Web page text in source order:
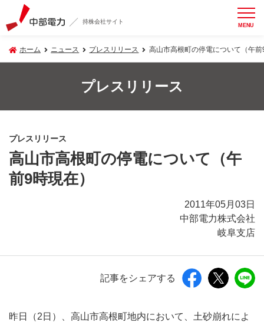
持株会社サイト MENU
ホーム ニュース プレスリリース 高山市高根町の停電について（午
プレスリリース
プレスリリース
高山市高根町の停電について（午
前9時現在）
2011年05月03日
中部電力株式会社
岐阜支店
記事をシェアする
昨日（2日）、高山市高根町地内において、土砂崩れによ